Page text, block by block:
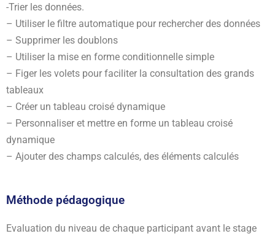
-Trier les données.
– Utiliser le filtre automatique pour rechercher des données
– Supprimer les doublons
– Utiliser la mise en forme conditionnelle simple
– Figer les volets pour faciliter la consultation des grands
tableaux
– Créer un tableau croisé dynamique
– Personnaliser et mettre en forme un tableau croisé
dynamique
– Ajouter des champs calculés, des éléments calculés
Méthode pédagogique
Evaluation du niveau de chaque participant avant le stage